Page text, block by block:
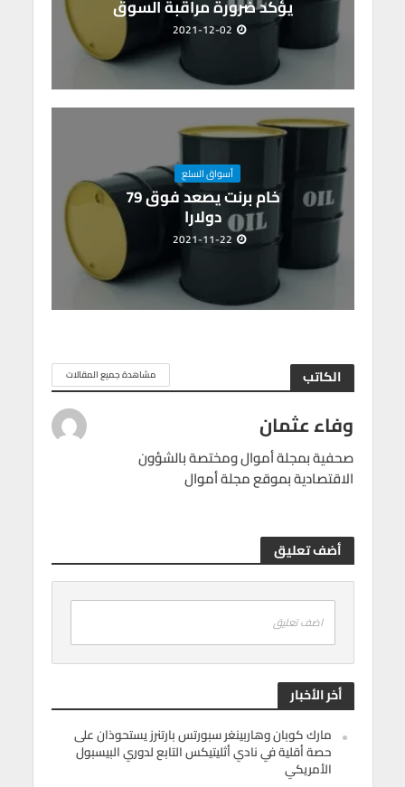
يؤكد ضرورة مراقبة السوق
2021-12-02
أسواق السلع
خام برنت يصعد فوق 79
دولارا
2021-11-22
الكاتب مشاهدة جميع المقالات
وفاء عثمان
صحفية بمجلة أموال ومختصة بالشؤون
الاقتصادية بموقع مجلة أموال
أضف تعليق
اضف تعليق
أخر الأخبار
مارك كوبان وهاربينغر سبورتس بارتنرز يستحوذان على
حصة أقلية في نادي أثليتيكس التابع لدوري البيسبول
الأمريكي